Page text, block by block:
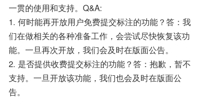
一贯的使用和支持。Q&A:
1. 何时能再开放用户免费提交标注的功能？答：我
们在做相关的各种准备工作，会尝试尽快恢复该功
能。一旦再次开放，我们会及时在版面公告。
2. 是否提供收费提交标注的功能？答：抱歉，暂不
支持。一旦开放该功能，我们也会及时在版面公
告。